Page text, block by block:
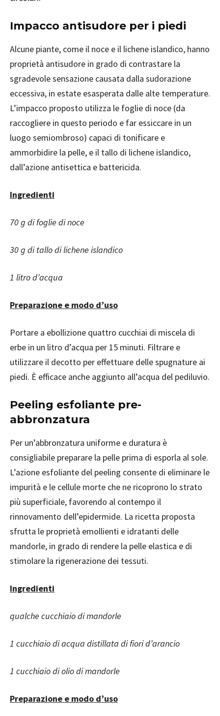
Impacco antisudore per i piedi
Alcune piante, come il noce e il lichene islandico, hanno
proprietà antisudore in grado di contrastare la
sgradevole sensazione causata dalla sudorazione
eccessiva, in estate esasperata dalle alte temperature.
L’impacco proposto utilizza le foglie di noce (da
raccogliere in questo periodo e far essiccare in un
luogo semiombroso) capaci di tonificare e
ammorbidire la pelle, e il tallo di lichene islandico,
dall’azione antisettica e battericida.
Ingredienti
70 g di foglie di noce
30 g di tallo di lichene islandico
1 litro d’acqua
Preparazione e modo d’uso
Portare a ebollizione quattro cucchiai di miscela di
erbe in un litro d’acqua per 15 minuti. Filtrare e
utilizzare il decotto per effettuare delle spugnature ai
piedi. È efficace anche aggiunto all’acqua del pediluvio.
Peeling esfoliante pre-
abbronzatura
Per un’abbronzatura uniforme e duratura è
consigliabile preparare la pelle prima di esporla al sole.
L’azione esfoliante del peeling consente di eliminare le
impurità e le cellule morte che ne ricoprono lo strato
più superficiale, favorendo al contempo il
rinnovamento dell’epidermide. La ricetta proposta
sfrutta le proprietà emollienti e idratanti delle
mandorle, in grado di rendere la pelle elastica e di
stimolare la rigenerazione dei tessuti.
Ingredienti
qualche cucchiaio di mandorle
1 cucchiaio di acqua distillata di fiori d’arancio
1 cucchiaio di olio di mandorle
Preparazione e modo d’uso